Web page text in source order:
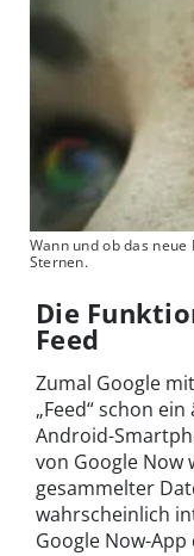
Wann und ob das
Sternen.
Die
Feed
Zumal Google
„Feed“ schon
Android-
von Google Now
gesammelter
wahrscheinlich
Google Now-